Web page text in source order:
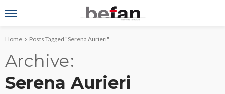
Home Posts Tagged "Serena Aurieri"
Archive
Serena Aurieri